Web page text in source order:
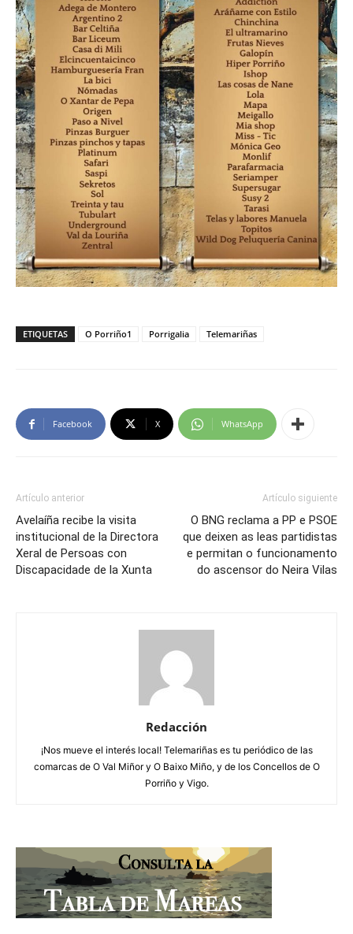
ETIQUETAS O Porriño1 Porrigalia Telemariñas
Facebook X WhatsApp
Artículo anterior
Avelaíña recibe la visita
institucional de la Directora
Xeral de Persoas con
Discapacidade de la Xunta
Artículo siguiente
O BNG reclama a PP e PSOE
que deixen as leas partidistas
e permitan o funcionamento
do ascensor do Neira Vilas
Redacción
¡Nos mueve el interés local! Telemariñas es tu periódico de las
comarcas de O Val Miñor y O Baixo Miño, y de los Concellos de O
Porriño y Vigo.